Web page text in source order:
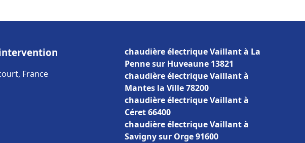
France
chaudière électrique Vaillant à La
Penne sur Huveaune 13821
chaudière électrique Vaillant à
Mantes la Ville 78200
chaudière électrique Vaillant à
Céret 66400
chaudière électrique Vaillant à
Savigny sur Orge 91600